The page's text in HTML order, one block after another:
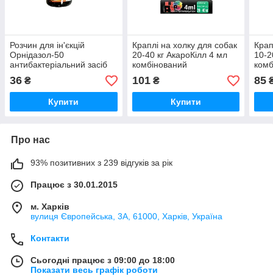
Розчин для ін'єкцій
Орнідазол-50
антибактеріальний засіб
для собак 10 мл УЗВПП
36 ₴
Купити
Краплі на холку для собак
20-40 кг АкароКілл 4 мл
комбінований
інсектоакарицидний
препарат №1 УЗВПП
101₴
Купити
10-
85
Про нас
93% позитивних з 239 відгуків за рік
Працює з 30.01.2015
м. Харків
вулиця Європейська, 3А, 61000, Харків, Україна
Контакти
Сьогодні працює з 09:00 до 18:00
Показати весь графік роботи